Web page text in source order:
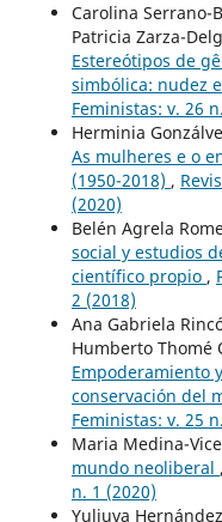
Carolina Serrano-
Patricia Zarza-
Estereótipos de
simbólica: nudez
Feministas: v. 26
Herminia
As mulheres e o
(1950-2018) ,
(2020)
Belén Agrela
social y estudios
científico propio ,
2 (2018)
Ana Gabriela
Humberto Thomé
Empoderamiento
conservación del
Feministas: v. 25
Maria Medina-
mundo neoliberal ,
n. 1 (2020)
Yuliuva